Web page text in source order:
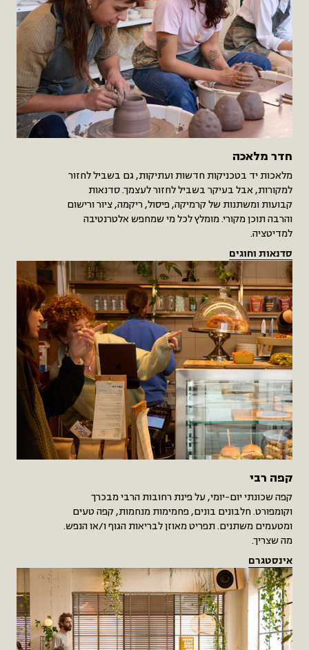
חדר מלאכה
מלאכות יד בטכניקות חדשות ועתיקות, גם בשביל לחזור
למקורות, אבל בעיקר בשביל לחזור לעצמך. סדנאות
קבועות ומשתנות של קרמיקה, פיסול, ריקמה, ציור ורישום
והרבה תוכן מקורי. מומלץ לכל מי שמחפש אלטרנטיבה
למדיטציה.
סדנאות וחוגים
קפה רבי
קפה שכונתי יום-יומי, על פינת רחובות הרבי מבכרך
וקומפורט. חלבונים בונים, פחמימות מנחמות, קפה טעים
ומטעמים משתנים. תפריט מאוזן לבריאות הגוף ו/או הנפש.
מה שצריך.
אינסטגרם